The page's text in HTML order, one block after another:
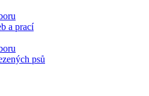
a prací
psů